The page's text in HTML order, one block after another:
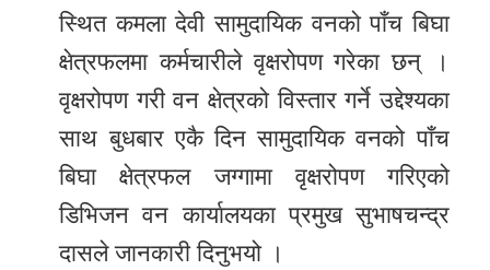
unicode
स्थानीय
English
स्थित कमला देवी सामुदायिक वनको पाँच बिघा
क्षेत्रफलमा कर्मचारीले वृक्षरोपण गरेका छन् ।
वृक्षरोपण गरी वन क्षेत्रको विस्तार गर्ने उद्देश्यका
साथ बुधबार एकै दिन सामुदायिक वनको पाँच
बिघा क्षेत्रफल जग्गामा वृक्षरोपण गरिएको
डिभिजन वन कार्यालयका प्रमुख सुभाषचन्द्र
दासले जानकारी दिनुभयो ।